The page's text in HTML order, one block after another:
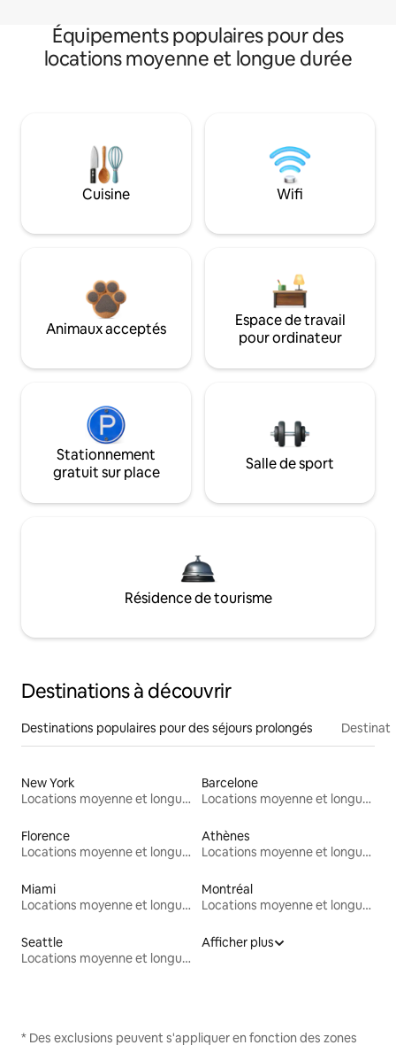
Équipements populaires pour des
locations moyenne et longue durée
Cuisine Wifi
Animaux acceptés
Espace de travail
pour ordinateur
Stationnement
gratuit sur place
Salle de sport
Résidence de tourisme
Destinations à découvrir
Destinations populaires pour des séjours prolongés
New York
Locations moyenne et longue durée
Barcelone
Locations moyenne et longue durée
Florence
Locations moyenne et longue durée
Athènes
Locations moyenne et longue durée
Miami
Locations moyenne et longue durée
Montréal
Locations moyenne et longue durée
Seattle
Locations moyenne et longue durée
Afficher plus
* Des exclusions peuvent s'appliquer en fonction des zones